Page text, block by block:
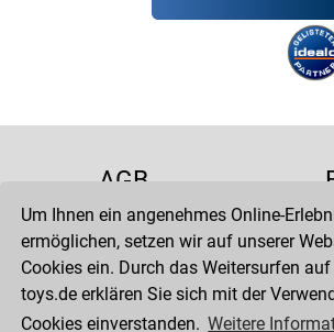
Um Ihnen ein angenehmes Online-
ermöglichen, setzen wir auf unserer
Cookies ein. Durch das Weitersurfen auf
toys.de erklären Sie sich mit der
Cookies einverstanden. Weitere
AGB
Datenschutz
Kontakt